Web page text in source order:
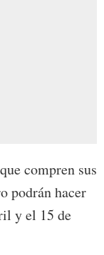
compren sus
podrán hacer
y el 15 de